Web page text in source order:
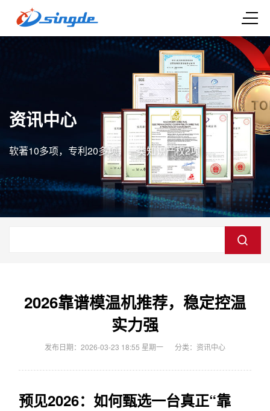
资讯中心
软著10多项，专利20多项，一类知识产权2项
2026靠谱模温机推荐，稳定控温
实力强
发布日期：2026-03-23 18:55 星期一 分类： 资讯中心
预见2026：如何甄选一台真正“靠